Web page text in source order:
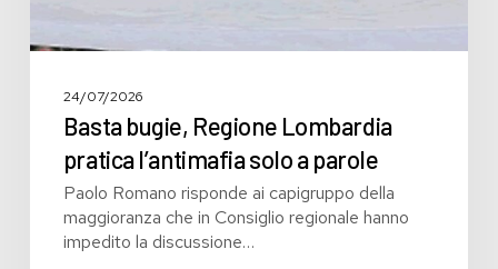
24/07/2026
Basta bugie, Regione Lombardia
pratica l’antimafia solo a parole
Paolo Romano risponde ai capigruppo della
maggioranza che in Consiglio regionale hanno
impedito la discussione…